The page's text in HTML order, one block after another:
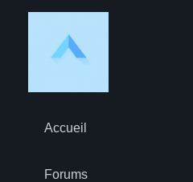
Accueil
Forums